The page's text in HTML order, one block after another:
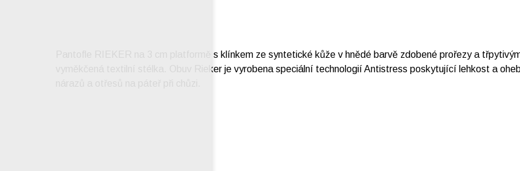
Pantofle RIEKER na 3 cm platformě s klínkem ze syntetické kůže v hnědé barvě zdobené prořezy a
vyměkčená textilní stélka. Obuv Rieker je vyrobena speciální technologií Antistress poskytující lehkost a